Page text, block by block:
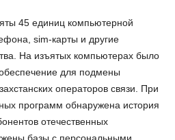
45 единиц компьютерной
sim-карты и другие
На изъятых компьютерах было
для подмены
операторов связи. При
программ обнаружена история
отечественных